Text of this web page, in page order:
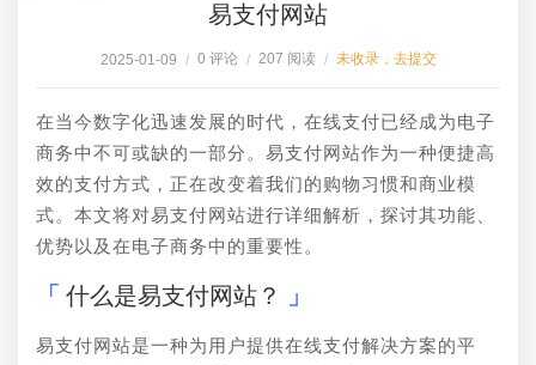
易支付网站
2025-01-09 / 0 评论 / 207 阅读 / 未收录，去提交
在当今数字化迅速发展的时代，在线支付已经成为电子
商务中不可或缺的一部分。易支付网站作为一种便捷高
效的支付方式，正在改变着我们的购物习惯和商业模
式。本文将对易支付网站进行详细解析，探讨其功能、
优势以及在电子商务中的重要性。
什么是易支付网站？
易支付网站是一种为用户提供在线支付解决方案的平